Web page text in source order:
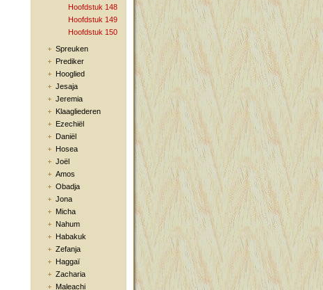
Hoofdstuk 148
Hoofdstuk 149
Hoofdstuk 150
Spreuken
Prediker
Hooglied
Jesaja
Jeremia
Klaagliederen
Ezechiël
Daniël
Hosea
Joël
Amos
Obadja
Jona
Micha
Nahum
Habakuk
Zefanja
Haggaï
Zacharia
Maleachi